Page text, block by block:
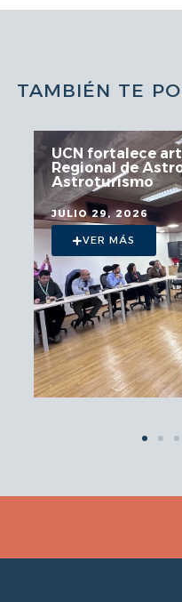
TAMBIÉN TE
Mesa de
aborda
trabajo
JULIO 29, 2026
VER MÁS